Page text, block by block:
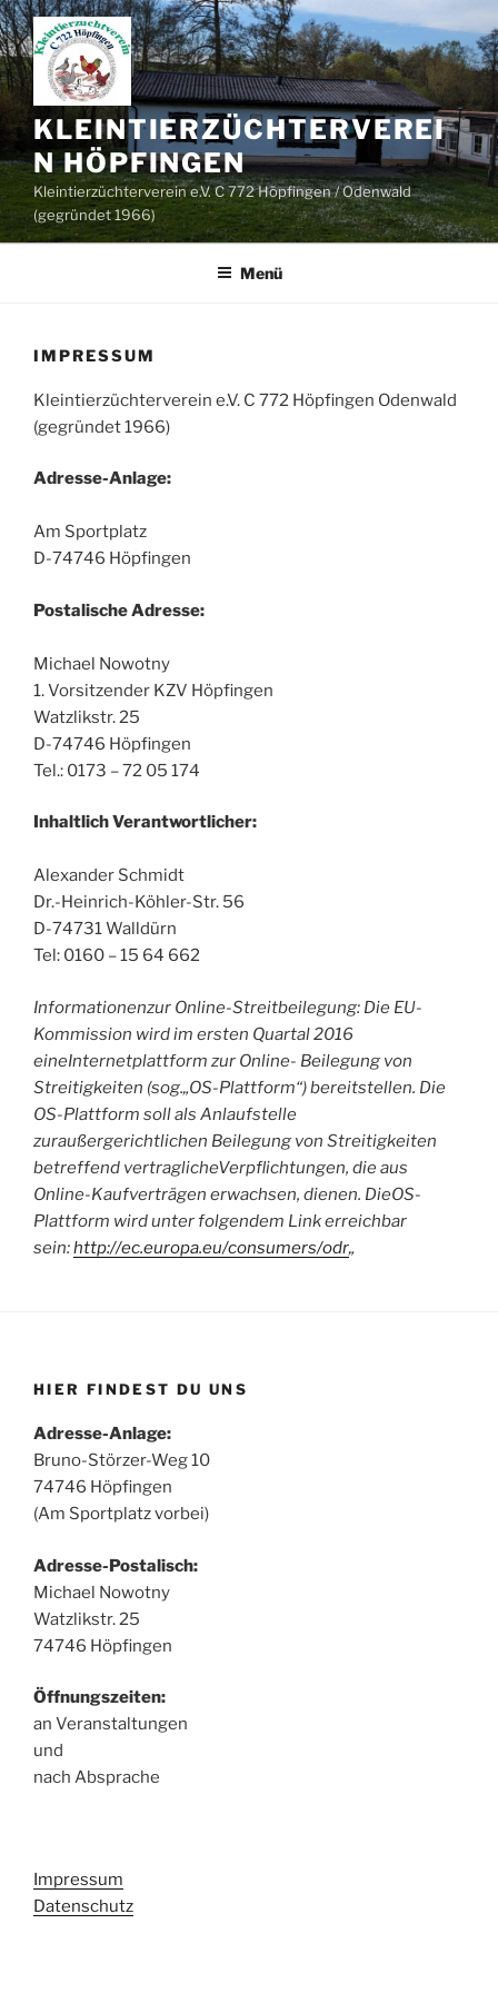
Zum
Inhalt
springen
KLEINTIERZÜCHTERVEREI
N HÖPFINGEN
Kleintierzüchterverein e.V. C 772 Höpfingen / Odenwald
(gegründet 1966)
Menü
IMPRESSUM
Kleintierzüchterverein e.V. C 772 Höpfingen Odenwald
(gegründet 1966)
Adresse-Anlage:
Am Sportplatz
D-74746 Höpfingen
Postalische Adresse:
Michael Nowotny
1. Vorsitzender KZV Höpfingen
Watzlikstr. 25
D-74746 Höpfingen
Tel.: 0173 – 72 05 174
Inhaltlich Verantwortlicher:
Alexander Schmidt
Dr.-Heinrich-Köhler-Str. 56
D-74731 Walldürn
Tel: 0160 – 15 64 662
Informationenzur Online-Streitbeilegung: Die EU-
Kommission wird im ersten Quartal 2016
eineInternetplattform zur Online- Beilegung von
Streitigkeiten (sog.„OS-Plattform“) bereitstellen. Die
OS-Plattform soll als Anlaufstelle
zuraußergerichtlichen Beilegung von Streitigkeiten
betreffend vertraglicheVerpflichtungen, die aus
Online-Kaufverträgen erwachsen, dienen. DieOS-
Plattform wird unter folgendem Link erreichbar
sein:http://ec.europa.eu/consumers/odr„
HIER FINDEST DU UNS
Adresse-Anlage:
Bruno-Störzer-Weg 10
74746 Höpfingen
(Am Sportplatz vorbei)
Adresse-Postalisch:
Michael Nowotny
Watzlikstr. 25
74746 Höpfingen
Öffnungszeiten:
an Veranstaltungen
und
nach Absprache
Impressum
Datenschutz